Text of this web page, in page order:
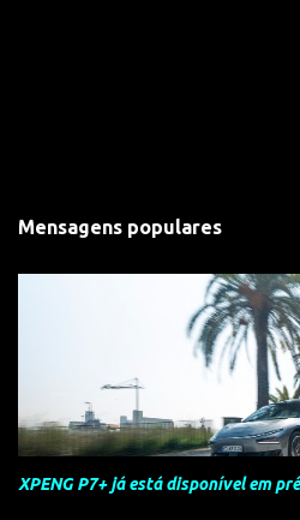
Mensagens populares
XPENG P7+ já está disponível em